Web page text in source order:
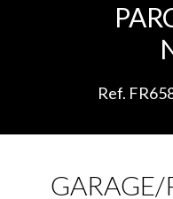
Ref.
GARAGE/